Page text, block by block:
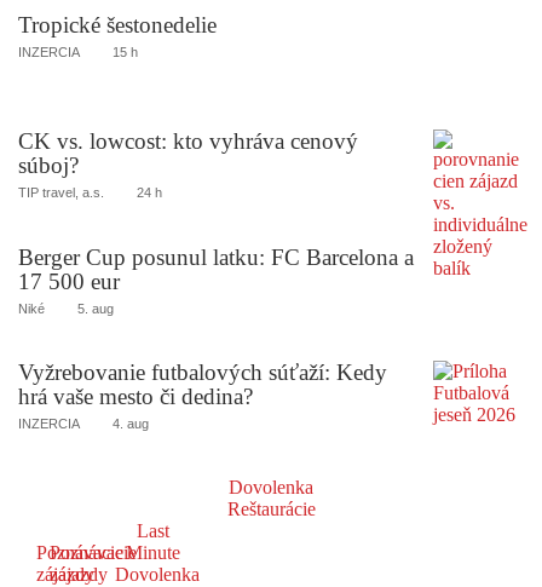
Tropické šestonedelie
INZERCIA 15 h
CK vs. lowcost: kto vyhráva cenový
súboj?
TIP travel, a.s. 24 h
Berger Cup posunul latku: FC Barcelona a
17 500 eur
Niké 5. aug
Vyžrebovanie futbalových súťaží: Kedy
hrá vaše mesto či dedina?
INZERCIA 4. aug
Dovolenka
Reštaurácie
Poznávacie
zájazdy
Poznávacie
zájazdy
Last
Minute
Dovolenka